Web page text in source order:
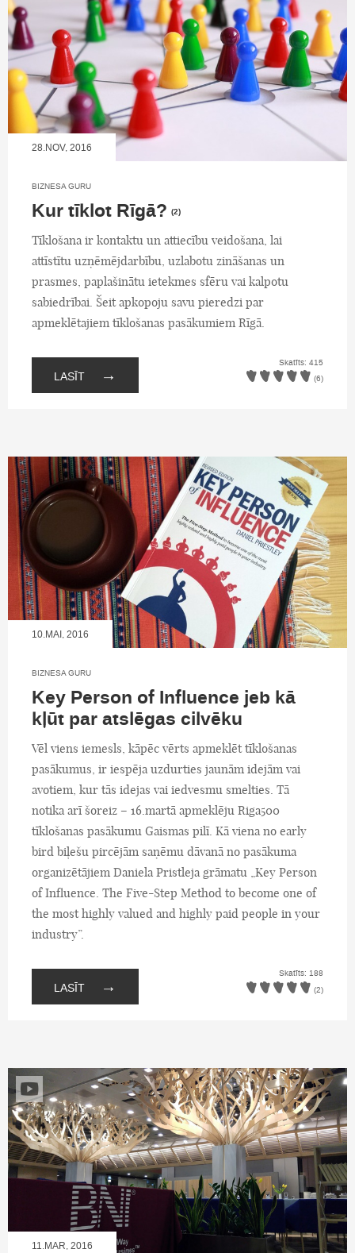
28.NOV, 2016
BIZNESA GURU
Kur tīklot Rīgā? (2)
Tīklošana ir kontaktu un attiecību veidošana, lai
attīstītu uzņēmējdarbību, uzlabotu zināšanas un
prasmes, paplašinātu ietekmes sfēru vai kalpotu
sabiedrībai. Šeit apkopoju savu pieredzi par
apmeklētajiem tīklošanas pasākumiem Rīgā.
LASĪT →
Skatīts: 415
(6)
10.MAI, 2016
BIZNESA GURU
Key Person of Influence jeb kā
kļūt par atslēgas cilvēku
Vēl viens iemesls, kāpēc vērts apmeklēt tīklošanas
pasākumus, ir iespēja uzdurties jaunām idejām vai
avotiem, kur tās idejas vai iedvesmu smelties. Tā
notika arī šoreiz – 16.martā apmeklēju Riga500
tīklošanas pasākumu Gaismas pilī. Kā viena no early
bird biļešu pircējām saņēmu dāvanā no pasākuma
organizētājiem Daniela Pristleja grāmatu „Key Person
of Influence. The Five-Step Method to become one of
the most highly valued and highly paid people in your
industry”.
LASĪT →
Skatīts: 188
(2)
11.MAR, 2016